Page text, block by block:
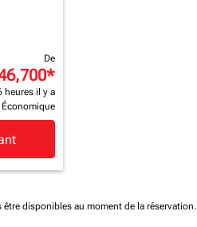
De
*
heures il y a
Économique
disponibles au moment de la réservation.